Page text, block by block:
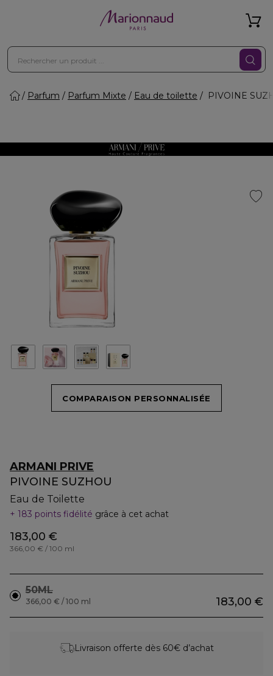
Parfum Parfum Mixte Eau de toilette PIVOINE
COMPARAISON PERSONNALISÉE
ARMANI PRIVE
PIVOINE SUZHOU
Eau de Toilette
183 points fidélité grâce à cet achat
183,00 €
366,00 € / 100 ml
50ML
183,00 €
366,00 € / 100 ml
Livraison offerte dès 60€ d’achat